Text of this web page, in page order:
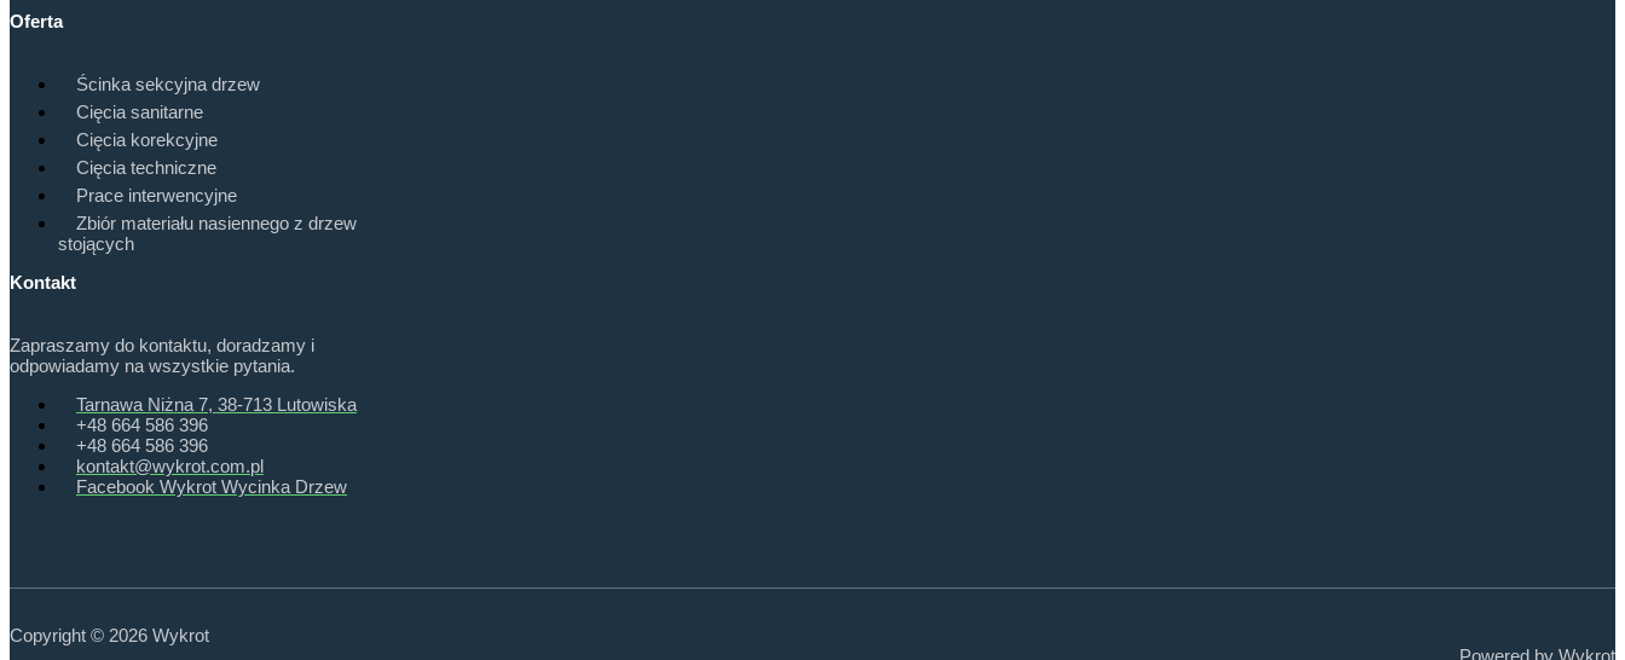
Oferta
Ścinka sekcyjna drzew
Cięcia sanitarne
Cięcia korekcyjne
Cięcia techniczne
Prace interwencyjne
Zbiór materiału nasiennego z drzew
stojących
Kontakt
Zapraszamy do kontaktu, doradzamy i
odpowiadamy na wszystkie pytania.
Tarnawa Niżna 7, 38-713 Lutowiska
+48 664 586 396
+48 664 586 396
kontakt@wykrot.com.pl
Facebook Wykrot Wycinka Drzew
Copyright © 2026 Wykrot
Powered by Wykrot